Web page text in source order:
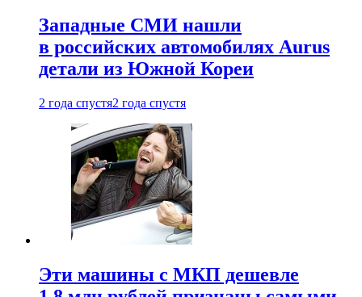
Западные СМИ нашли
в российских автомобилях Aurus
детали из Южной Кореи
2 года спустя2 года спустя
Эти машины с МКП дешевле